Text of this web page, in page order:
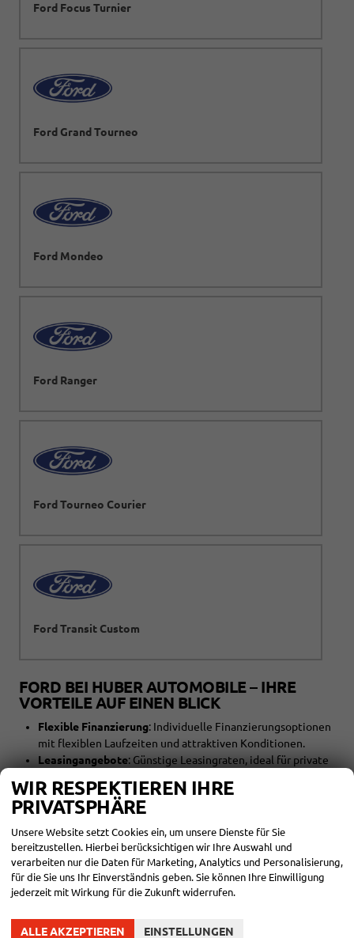
Ford Focus Turnier
Ford Grand Tourneo
Ford Mondeo
Ford Ranger
Ford Tourneo Courier
Ford Transit Custom
FORD BEI HUBER AUTOMOBILE – IHRE
VORTEILE AUF EINEN BLICK
Flexible Finanzierung: Individuelle Finanzierungsoptionen
mit flexiblen Laufzeiten und attraktiven Konditionen.
Leasingangebote: Günstige Leasingraten, ideal für private
Vielfältige Bezahlmöglichkeiten: Sicher und bequem
bezahlen – bar, per Überweisung oder Online-Transfer.
Kompletter Rundum-Service
: Zulassung,
Kennzeichenerstellung, HU-Abnahme – wir übernehmen
alle Formalitäten für Sie.
FINDEN SIE IHR PERFEKTES FORD-FAHRZEUG
Bedürfnisse zu finden. Entdecken Sie die Vielfalt und Qualität der
WIR RESPEKTIEREN IHRE
PRIVATSPHÄRE
Unsere Website setzt Cookies ein, um unsere Dienste für Sie
bereitzustellen. Hierbei berücksichtigen wir Ihre Auswahl und
verarbeiten nur die Daten für Marketing, Analytics und Personalisierung,
für die Sie uns Ihr Einverständnis geben. Sie können Ihre Einwilligung
jederzeit mit Wirkung für die Zukunft widerrufen.
ALLE AKZEPTIEREN EINSTELLUNGEN